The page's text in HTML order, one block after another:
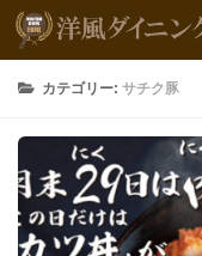
カテゴリー:サチク豚